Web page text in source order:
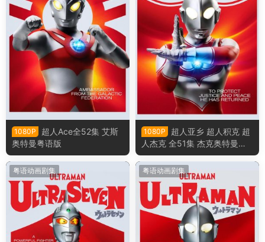
1080P
超人Ace全52集 艾斯
奥特曼粤语版
1080P
超人亚乡 超人积克 超
人杰克 全51集 杰克奥特曼粤
语版
粤语动画剧集 粤语动画剧集